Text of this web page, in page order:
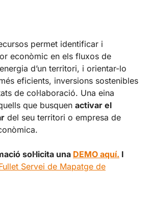
permet identificar i
econòmic en els fluxos de
d’un territori, i orientar-lo
eficients, inversions sostenibles
de col·laboració. Una eina
que busquen activar el
del seu territori o empresa de
sol·licita una DEMO aquí. I
Servei de Mapatge de